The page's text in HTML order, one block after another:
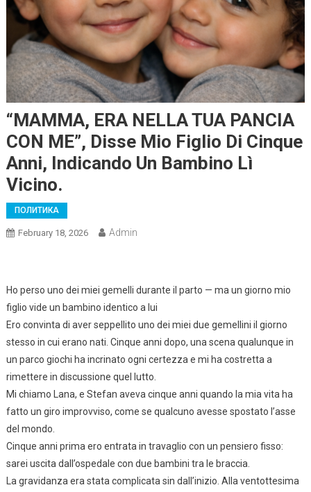
“MAMMA, ERA NELLA TUA PANCIA
CON ME”, Disse Mio Figlio Di Cinque
Anni, Indicando Un Bambino Lì
Vicino.
ПОЛИТИКА
February 18, 2026 Admin
Ho perso uno dei miei gemelli durante il parto — ma un giorno mio
figlio vide un bambino identico a lui
Ero convinta di aver seppellito uno dei miei due gemellini il giorno
stesso in cui erano nati. Cinque anni dopo, una scena qualunque in
un parco giochi ha incrinato ogni certezza e mi ha costretta a
rimettere in discussione quel lutto.
Mi chiamo Lana, e Stefan aveva cinque anni quando la mia vita ha
fatto un giro improvviso, come se qualcuno avesse spostato l’asse
del mondo.
Cinque anni prima ero entrata in travaglio con un pensiero fisso:
sarei uscita dall’ospedale con due bambini tra le braccia.
La gravidanza era stata complicata sin dall’inizio. Alla ventottesima